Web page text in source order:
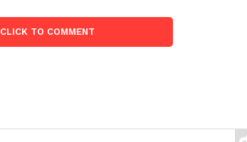
CLICK TO COMMENT